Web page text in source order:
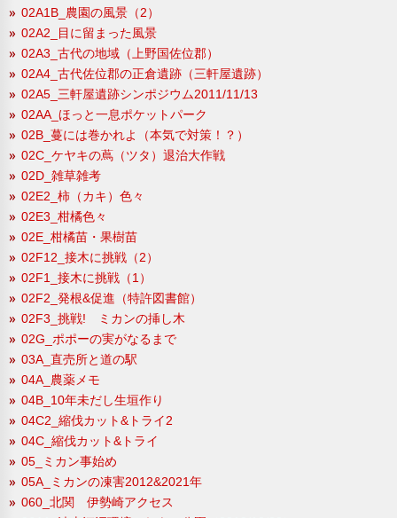
02A1B_農園の風景（2）
02A2_目に留まった風景
02A3_古代の地域（上野国佐位郡）
02A4_古代佐位郡の正倉遺跡（三軒屋遺跡）
02A5_三軒屋遺跡シンポジウム2011/11/13
02AA_ほっと一息ポケットパーク
02B_蔓には巻かれよ（本気で対策！？）
02C_ケヤキの蔦（ツタ）退治大作戦
02D_雑草雑考
02E2_柿（カキ）色々
02E3_柑橘色々
02E_柑橘苗・果樹苗
02F12_接木に挑戦（2）
02F1_接木に挑戦（1）
02F2_発根&促進（特許図書館）
02F3_挑戦! ミカンの挿し木
02G_ポポーの実がなるまで
03A_直売所と道の駅
04A_農薬メモ
04B_10年未だし生垣作り
04C2_縮伐カット&トライ2
04C_縮伐カット&トライ
05_ミカン事始め
05A_ミカンの凍害2012&2021年
060_北関 伊勢崎アクセス